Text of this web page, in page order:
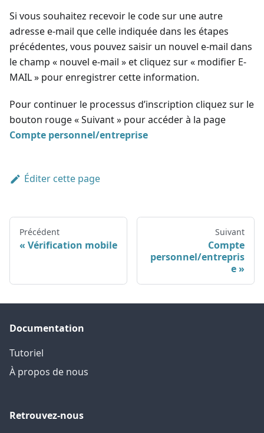
Si vous souhaitez recevoir le code sur une autre
adresse e-mail que celle indiquée dans les étapes
précédentes, vous pouvez saisir un nouvel e-mail dans
le champ « nouvel e-mail » et cliquez sur « modifier E-
MAIL » pour enregistrer cette information.
Pour continuer le processus d’inscription cliquez sur le
bouton rouge « Suivant » pour accéder à la page
Compte personnel/entreprise
Éditer cette page
Précédent
Vérification mobile
Suivant
Compte
personnel/entrepris
e
Documentation
Tutoriel
À propos de nous
Retrouvez-nous